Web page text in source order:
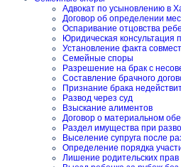
Адвокат по усыновлению в
Договор об определении
Оспаривание отцовства
Юридическая
Установление факта
Семейные споры
Разрешение на брак с
Составление брачного
Признание брака
Развод через суд
Взыскание алиментов
Договор о материальном
Раздел имущества при
Выселение супруга после
Определение порядка
Лишение родительских прав